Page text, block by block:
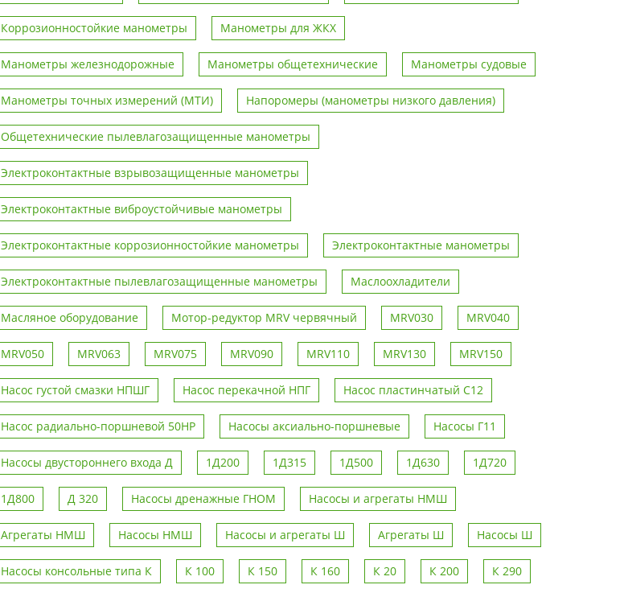
Коррозионностойкие манометры Манометры для ЖКХ
Манометры железнодорожные Манометры общетехнические Манометры судовые
Манометры точных измерений (МТИ) Напоромеры (манометры низкого давления)
Общетехнические пылевлагозащищенные манометры
Электроконтактные взрывозащищенные манометры
Электроконтактные виброустойчивые манометры
Электроконтактные коррозионностойкие манометры Электроконтактные манометры
Электроконтактные пылевлагозащищенные манометры Маслоохладители
Масляное оборудование Мотор-редуктор MRV червячный MRV030 MRV040
MRV050 MRV063 MRV075 MRV090 MRV110 MRV130 MRV150
Насос густой смазки НПШГ Насос перекачной НПГ Насос пластинчатый С12
Насос радиально-поршневой 50НР Насосы аксиально-поршневые Насосы Г11
Насосы двустороннего входа Д 1Д200 1Д315 1Д500 1Д630 1Д720
1Д800 Д 320 Насосы дренажные ГНОМ Насосы и агрегаты НМШ
Агрегаты НМШ Насосы НМШ Насосы и агрегаты Ш Агрегаты Ш Насосы Ш
Насосы консольные типа К К 100 К 150 К 160 К 20 К 200 К 290